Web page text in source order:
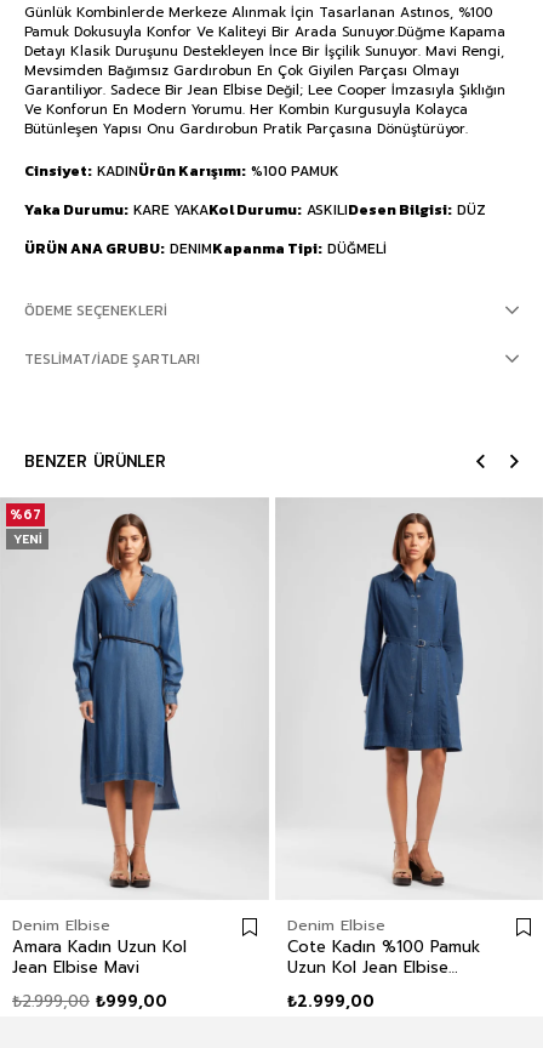
Günlük Kombinlerde Merkeze Alınmak İçin Tasarlanan Astınos, %100
Pamuk Dokusuyla Konfor Ve Kaliteyi Bir Arada Sunuyor.Düğme Kapama
Detayı Klasik Duruşunu Destekleyen İnce Bir İşçilik Sunuyor. Mavi Rengi,
Mevsimden Bağımsız Gardırobun En Çok Giyilen Parçası Olmayı
Garantiliyor. Sadece Bir Jean Elbise Değil; Lee Cooper İmzasıyla Şıklığın
Ve Konforun En Modern Yorumu. Her Kombin Kurgusuyla Kolayca
Bütünleşen Yapısı Onu Gardırobun Pratik Parçasına Dönüştürüyor.
Cinsiyet KADINÜrün Karışımı %100 PAMUK
Yaka Durumu KARE YAKAKol Durumu ASKILIDesen Bilgisi DÜZ
ÜRÜN ANA GRUBU DENIMKapanma Tipi DÜĞMELİ
ÖDEME SEÇENEKLERI
TESLIMAT/İADE ŞARTLARI
BENZER ÜRÜNLER
Denim Elbise
Amara Kadın Uzun Kol
Jean Elbise Mavi
₺999,00
₺2.999,00
%67
YENI
Denim Elbise
Cote Kadın %100 Pamuk
Uzun Kol Jean Elbise
₺2.999,00